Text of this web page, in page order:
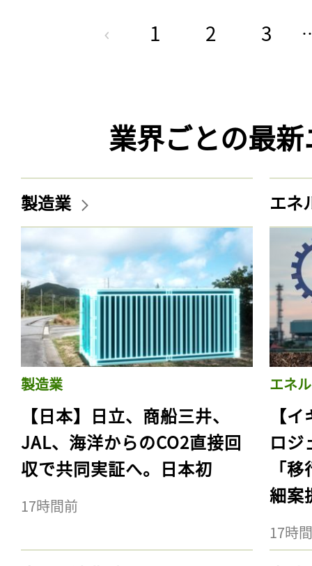
1 2 3
業界ごとの最
製造業
製造業
【日本】日立、商船三井、
JAL、海洋からのCO2直接回
収で共同実証へ。日本初
17時間前
エネ
エネ
【
ロジ
「
細案
17時